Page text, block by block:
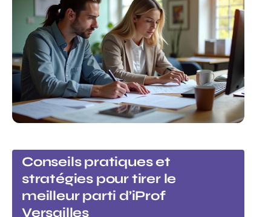
Conseils pratiques et
stratégies pour tirer le
meilleur parti d’iProf
Versailles